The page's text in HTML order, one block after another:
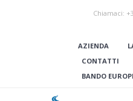
Chiamaci:
AZIENDA
CONTATTI
BANDO